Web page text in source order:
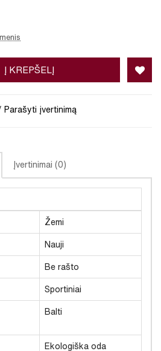
Į KREPŠELĮ
Parašyti įvertinimą
Įvertinimai (0)
Žemi
Nauji
Be rašto
Sportiniai
Balti
Ekologiška oda